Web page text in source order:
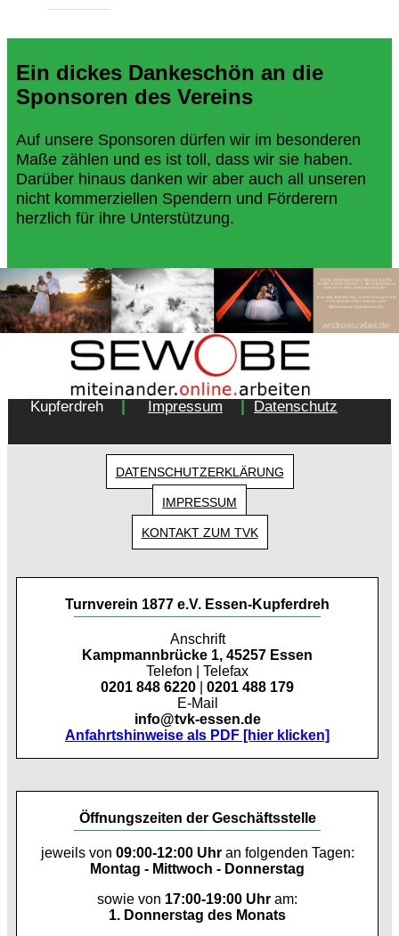
Ein dickes Dankeschön an die
Sponsoren des Vereins
Auf unsere Sponsoren dürfen wir im besonderen
Maße zählen und es ist toll, dass wir sie haben.
Darüber hinaus danken wir aber auch all unseren
nicht kommerziellen Spendern und Förderern
herzlich für ihre Unterstützung.
Copyright 2018 - Turnverein 1877 e.V. Essen-
Kupferdreh
| Impressum | Datenschutz
DATENSCHUTZERKLÄRUNG
IMPRESSUM
KONTAKT ZUM TVK
Turnverein 1877 e.V. Essen-Kupferdreh
Anschrift
Kampmannbrücke 1, 45257 Essen
Telefon | Telefax
0201 848 6220
0201 488 179
E-Mail
info@tvk-essen.de
Anfahrtshinweise als PDF [hier klicken]
Öffnungszeiten der Geschäftsstelle
jeweils von 09:00-12:00 Uhran folgenden Tagen:
Montag - Mittwoch - Donnerstag
sowie von 17:00-19:00 Uhr am:
1. Donnerstag des Monats